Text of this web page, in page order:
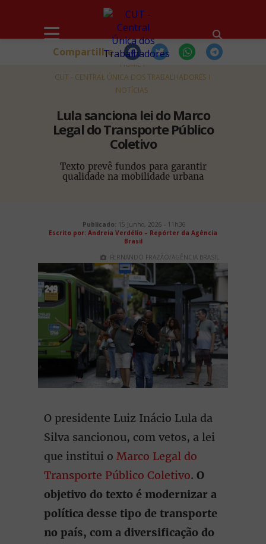
HOME
CUT - CENTRAL ÚNICA DOS TRABALHADORES
NOTÍCIAS
Lula sanciona lei do Marco
Legal do Transporte Público
Coletivo
Texto prevê fundos para garantir
qualidade na mobilidade urbana
Compartilhe
Publicado: 15 Junho, 2026 - 11h36
Escrito por: Andreia Verdélio – Repórter da Agência
Brasil
FERNANDO FRAZÃO/AGÊNCIA BRASIL
O presidente Luiz Inácio Lula da
Silva sancionou, com vetos, a lei
que institui o Marco Legal do
Transporte Público Coletivo. O
objetivo do texto é modernizar a
política desse tipo de transporte
no país, com a diversificação do